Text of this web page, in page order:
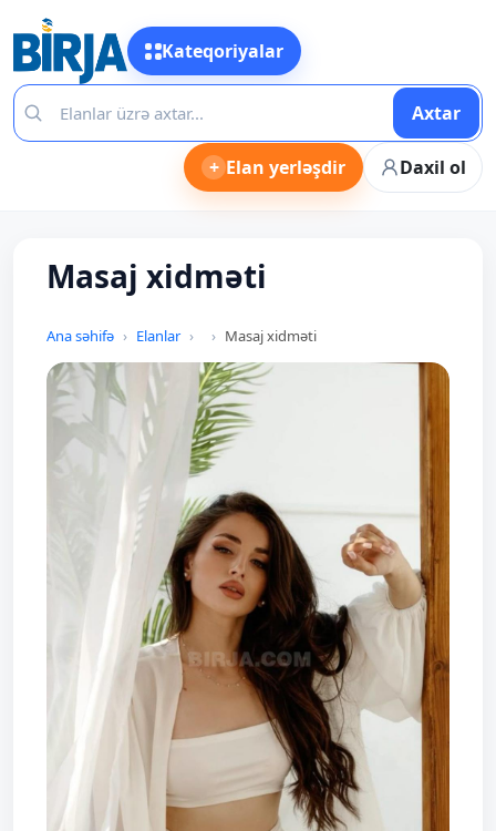
Kateqoriyalar
Axtar
+ Elan yerləşdir Daxil ol
Masaj xidməti
Ana səhifə Elanlar Masaj xidməti